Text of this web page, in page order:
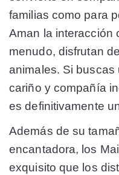
familias como para
Aman la interacción
menudo, disfrutan
animales. Si buscas
cariño y compañía
es definitivamente
Además de su
encantadora, los
exquisito que los